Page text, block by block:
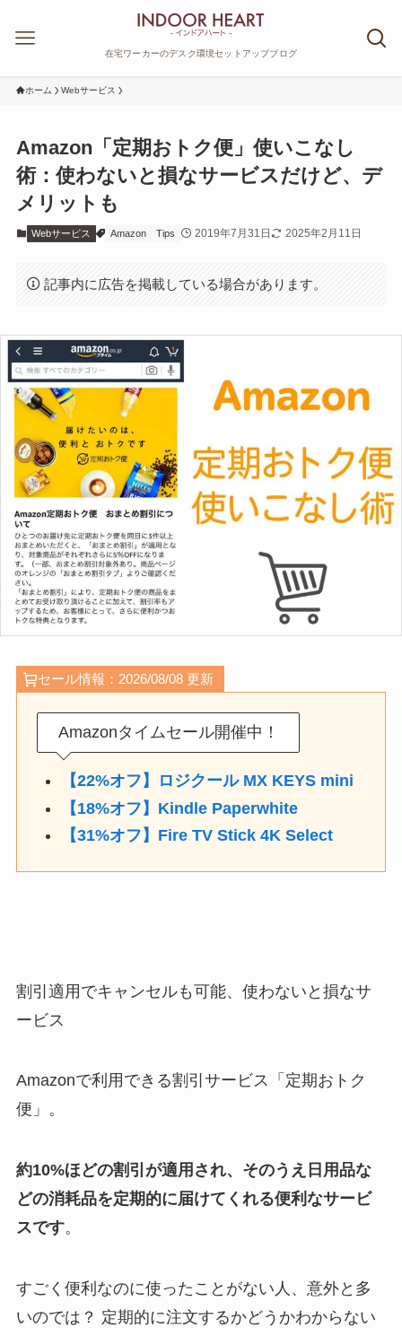
在宅ワーカーのデスク環境セットアップブログ
ホーム Webサービス
Amazon「定期おトク便」使いこなし
術：使わないと損なサービスだけど、デ
メリットも
Webサービス Amazon Tips 2019年7月31日 2025年2月11日
記事内に広告を掲載している場合があります。
セール情報：2026/08/08 更新
Amazonタイムセール開催中！
【22%オフ】ロジクール MX KEYS mini
【18%オフ】Kindle Paperwhite
【31%オフ】Fire TV Stick 4K Select
割引適用でキャンセルも可能、使わないと損なサ
ービス
Amazonで利用できる割引サービス「定期おトク
便」。
約10%ほどの割引が適用され、そのうえ日用品な
どの消耗品を定期的に届けてくれる便利なサービ
スです。
すごく便利なのに使ったことがない人、意外と多
いのでは？ 定期的に注文するかどうかわからない